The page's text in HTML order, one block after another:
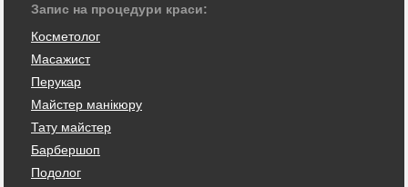
Запис на процедури краси:
Косметолог
Масажист
Перукар
Майстер манікюру
Тату майстер
Барбершоп
Подолог